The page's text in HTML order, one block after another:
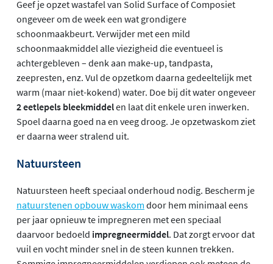
Geef je opzet wastafel van Solid Surface of Composiet
ongeveer om de week een wat grondigere
schoonmaakbeurt. Verwijder met een mild
schoonmaakmiddel alle viezigheid die eventueel is
achtergebleven – denk aan make-up, tandpasta,
zeepresten, enz. Vul de opzetkom daarna gedeeltelijk met
warm (maar niet-kokend) water. Doe bij dit water ongeveer
2 eetlepels bleekmiddelen laat dit enkele uren inwerken.
Spoel daarna goed na en veeg droog. Je opzetwaskom ziet
er daarna weer stralend uit.
Natuursteen
Natuursteen heeft speciaal onderhoud nodig. Bescherm je
natuurstenen opbouw waskom door hem minimaal eens
per jaar opnieuw te impregneren met een speciaal
daarvoor bedoeld impregneermiddel. Dat zorgt ervoor dat
vuil en vocht minder snel in de steen kunnen trekken.